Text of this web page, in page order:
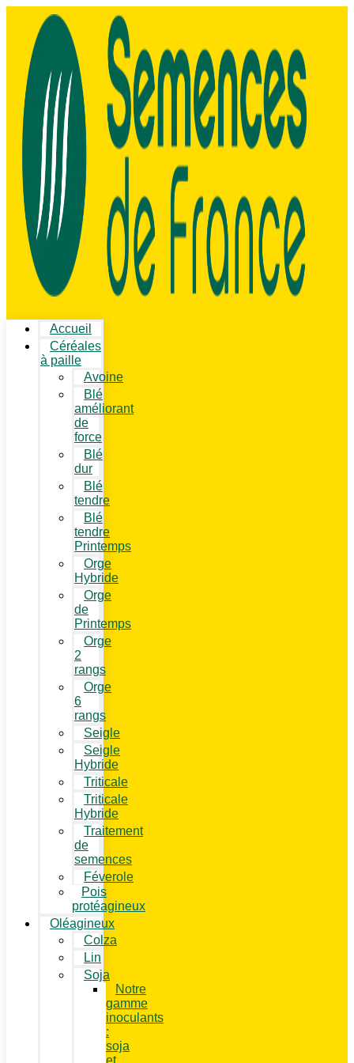
Accueil
Céréales
à paille
Avoine
Blé
améliorant
de
force
Blé
dur
Blé
tendre
Blé
tendre
Printemps
Orge
Hybride
Orge
de
Printemps
Orge
2
rangs
Orge
6
rangs
Seigle
Seigle
Hybride
Triticale
Triticale
Hybride
Traitement
de
semences
Féverole
Pois
protéagineux
Oléagineux
Colza
Lin
Soja
Notre
gamme
inoculants
:
soja
et